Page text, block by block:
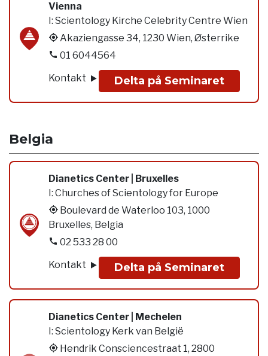
Vienna
I: Scientology Kirche Celebrity Centre Wien
Akaziengasse 34, 1230 Wien, Østerrike
01 6044564
Kontakt
Delta på Seminaret
Belgia
Dianetics Center | Bruxelles
I: Churches of Scientology for Europe
Boulevard de Waterloo 103, 1000
Bruxelles, Belgia
02 533 28 00
Kontakt
Delta på Seminaret
Dianetics Center | Mechelen
I: Scientology Kerk van België
Hendrik Consciencestraat 1, 2800